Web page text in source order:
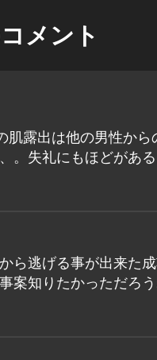
メント
肌露出は他の男性か
。失礼にもほどがあ
ら逃げる事が出来た成
案知りたかっただろう